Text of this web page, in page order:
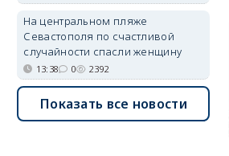
На центральном пляже
Севастополя по счастливой
случайности спасли женщину
13:38 0 2392
Показать все новости